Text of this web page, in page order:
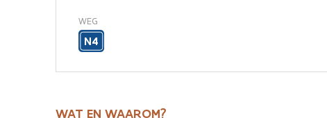
WEG
N4
WAT EN WAAROM?